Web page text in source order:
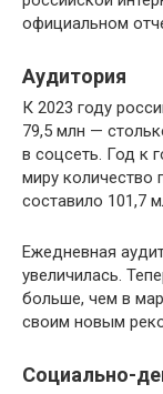
официальном
Аудитория
К 2023 году
79,5 млн —
в соцсеть. Год к
миру количество
составило 101,7
Ежедневная
увеличилась.
больше, чем в
своим новым
Социально-